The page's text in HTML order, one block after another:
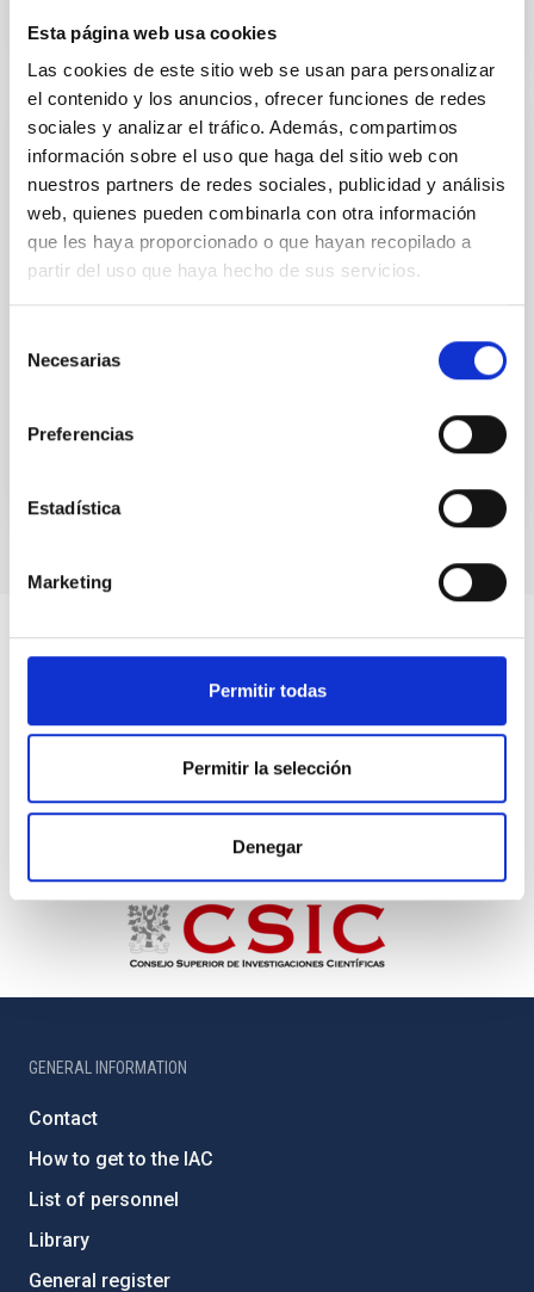
Esta página web usa cookies
Las cookies de este sitio web se usan para personalizar
el contenido y los anuncios, ofrecer funciones de redes
sociales y analizar el tráfico. Además, compartimos
información sobre el uso que haga del sitio web con
nuestros partners de redes sociales, publicidad y análisis
web, quienes pueden combinarla con otra información
que les haya proporcionado o que hayan recopilado a
partir del uso que haya hecho de sus servicios.
Necesarias
Preferencias
Estadística
Marketing
Permitir todas
Permitir la selección
Denegar
CITATIONS 0
ERRATUM
Bar ages derived for the first time in
nearby galaxies: Insights into secular
evolution from the TIMER sample
(Corrigendum)
Advertised on:
BIBCODE
GENERAL INFORMATION
Contact
How to get to the IAC
List of personnel
Library
General register